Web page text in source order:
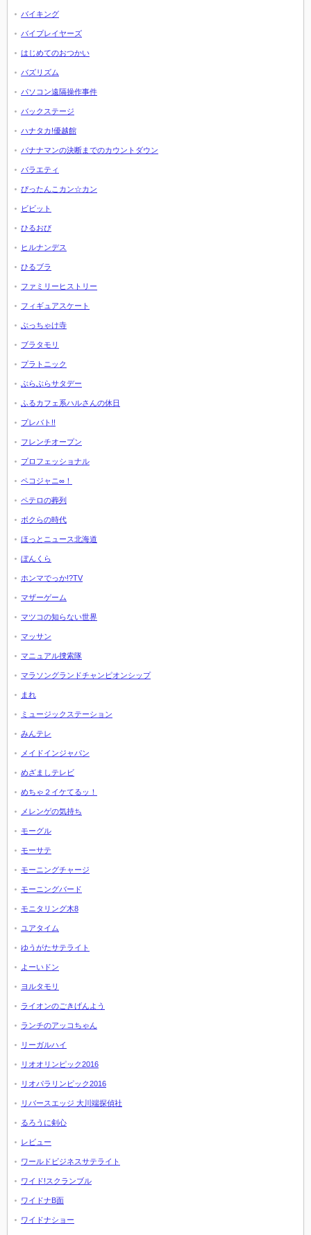
バイキング
バイプレイヤーズ
はじめてのおつかい
バズリズム
パソコン遠隔操作事件
バックステージ
ハナタカ!優越館
バナナマンの決断までのカウントダウン
バラエティ
ぴったんこカン☆カン
ビビット
ひるおび
ヒルナンデス
ひるブラ
ファミリーヒストリー
フィギュアスケート
ぶっちゃけ寺
ブラタモリ
プラトニック
ぶらぶらサタデー
ふるカフェ系ハルさんの休日
プレバト!!
フレンチオープン
プロフェッショナル
ペコジャニ∞！
ペテロの葬列
ボクらの時代
ほっとニュース北海道
ぼんくら
ホンマでっか!?TV
マザーゲーム
マツコの知らない世界
マッサン
マニュアル捜索隊
マラソングランドチャンピオンシップ
まれ
ミュージックステーション
みんテレ
メイドインジャパン
めざましテレビ
めちゃ２イケてるッ！
メレンゲの気持ち
モーグル
モーサテ
モーニングチャージ
モーニングバード
モニタリング木8
ユアタイム
ゆうがたサテライト
よーいドン
ヨルタモリ
ライオンのごきげんよう
ランチのアッコちゃん
リーガルハイ
リオオリンピック2016
リオパラリンピック2016
リバースエッジ 大川端探偵社
るろうに剣心
レビュー
ワールドビジネスサテライト
ワイド!スクランブル
ワイドナB面
ワイドナショー